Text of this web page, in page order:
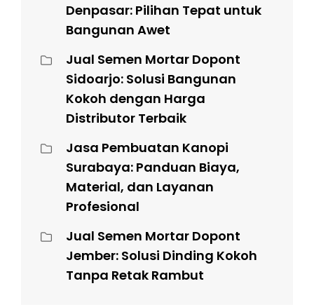
Denpasar: Pilihan Tepat untuk
Bangunan Awet
Jual Semen Mortar Dopont
Sidoarjo: Solusi Bangunan
Kokoh dengan Harga
Distributor Terbaik
Jasa Pembuatan Kanopi
Surabaya: Panduan Biaya,
Material, dan Layanan
Profesional
Jual Semen Mortar Dopont
Jember: Solusi Dinding Kokoh
Tanpa Retak Rambut